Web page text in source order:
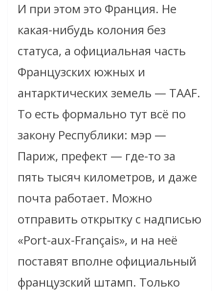
И при этом это Франция. Не
какая-нибудь колония без
статуса, а официальная часть
Французских южных и
антарктических земель — TAAF.
То есть формально тут всё по
закону Республики: мэр —
Париж, префект — где-то за
пять тысяч километров, и даже
почта работает. Можно
отправить открытку с надписью
«Port-aux-Français», и на неё
поставят вполне официальный
французский штамп. Только